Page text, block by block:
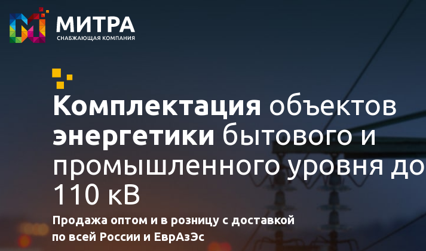
Комплектация объектов
энергетики бытового и
промышленного уровня до
110 кВ
Продажа оптом и в розницу с доставкой
по всей России и ЕврАзЭс